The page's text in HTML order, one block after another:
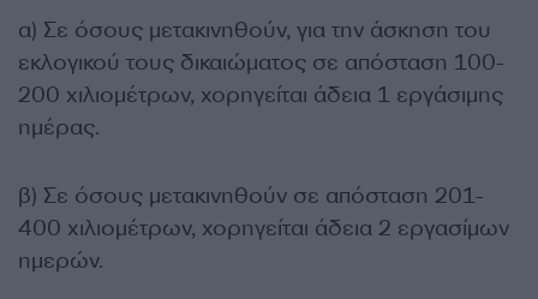
α) Σε όσους μετακινηθούν, για την άσκηση του
εκλογικού τους δικαιώματος σε απόσταση 100-
200 χιλιομέτρων, χορηγείται άδεια 1 εργάσιμης
ημέρας.
β) Σε όσους μετακινηθούν σε απόσταση 201-
400 χιλιομέτρων, χορηγείται άδεια 2 εργασίμων
ημερών.